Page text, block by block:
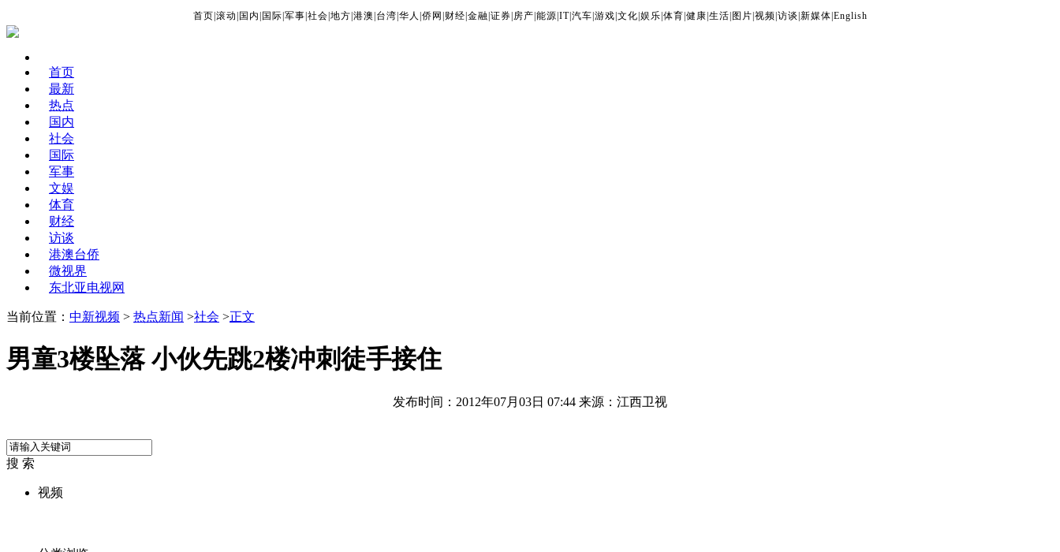
首页 滚动 国内 国际 军事 社会 地方 港澳 台湾 华人 侨网 财经 金融 证券 房产 能源 IT| 汽车 游戏 文化 娱乐 体育 健康 生活 图片 视频 访谈 新媒体 English
首页
最新
热点
国内
社会
国际
军事
文娱
体育
财经
访谈
港澳台侨
微视界
东北亚电视网
当前位置： 中新视频 > 热点新闻 >社会 >正文
男童3楼坠落 小伙先跳2楼冲刺徒手接住
发布时间：2012年07月03日 07:44 来源：江西卫视
搜 索
视频